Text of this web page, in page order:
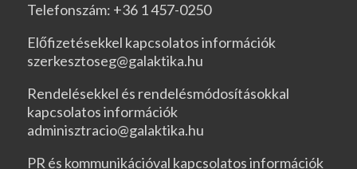
Telefonszám: +36 1 457-0250
Előfizetésekkel kapcsolatos információk
szerkesztoseg@galaktika.hu
Rendelésekkel és rendelésmódosításokkal
kapcsolatos információk
adminisztracio@galaktika.hu
PR és kommunikációval kapcsolatos információk